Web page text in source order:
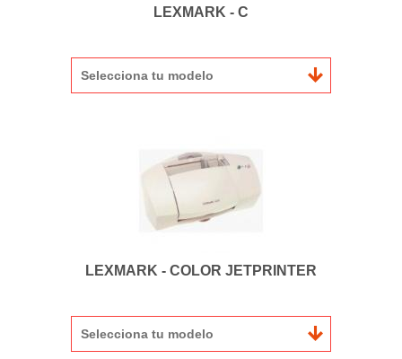
LEXMARK - C
Selecciona tu modelo
LEXMARK - COLOR JETPRINTER
Selecciona tu modelo